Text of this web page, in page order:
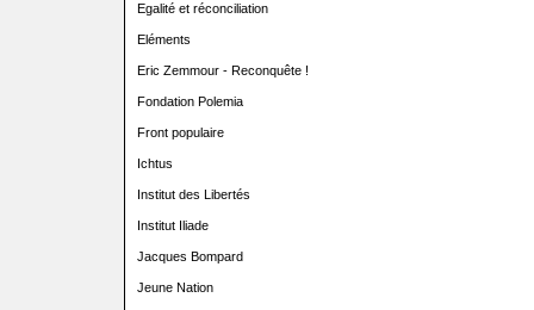
Egalité et réconciliation
Eléments
Eric Zemmour - Reconquête !
Fondation Polemia
Front populaire
Ichtus
Institut des Libertés
Institut Iliade
Jacques Bompard
Jeune Nation